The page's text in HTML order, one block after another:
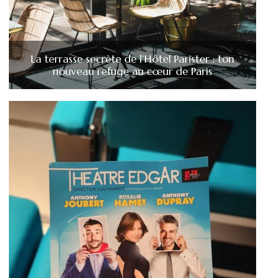
La terrasse secrète de l’Hôtel Parister : ton
nouveau refuge au cœur de Paris